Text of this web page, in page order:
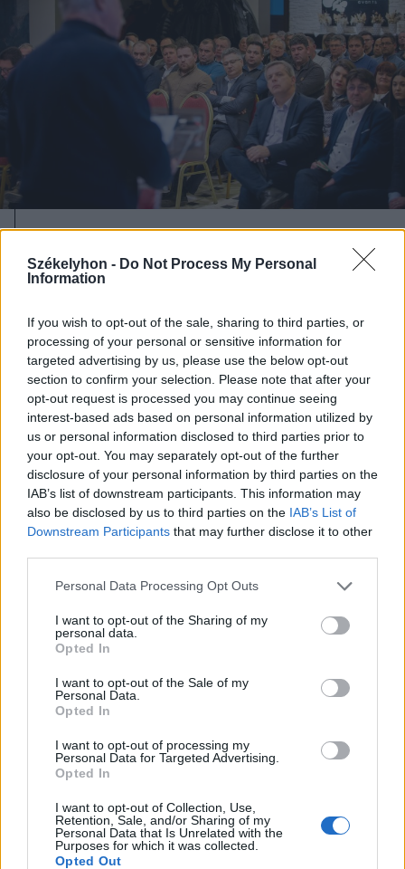
Székelyhon - Do Not Process My Personal
Information
If you wish to opt-out of the sale, sharing to third parties, or
processing of your personal or sensitive information for
targeted advertising by us, please use the below opt-out
section to confirm your selection. Please note that after your
opt-out request is processed you may continue seeing
interest-based ads based on personal information utilized by
us or personal information disclosed to third parties prior to
your opt-out. You may separately opt-out of the further
disclosure of your personal information by third parties on the
IAB’s list of downstream participants. This information may
also be disclosed by us to third parties on the IAB’s List of
Downstream Participants that may further disclose it to other
Personal Data Processing Opt Outs
I want to opt-out of the Sharing of my
personal data.
Opted In
I want to opt-out of the Sale of my
Personal Data.
Opted In
I want to opt-out of processing my
Personal Data for Targeted Advertising.
Opted In
I want to opt-out of Collection, Use,
Retention, Sale, and/or Sharing of my
Personal Data that Is Unrelated with the
Purposes for which it was collected.
Opted Out
Rangsorolta jelöltjeit a háromszéki
2024. szeptember 27., péntek
Kelemen Hunor: többet a
polgárnak, kevesebbet az államnak!